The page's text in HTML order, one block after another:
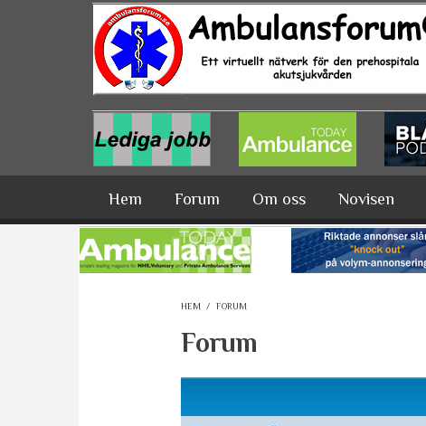
Hoppa till huvudinnehåll
Hem Forum Om oss Novisen
HEM / FORUM
Forum